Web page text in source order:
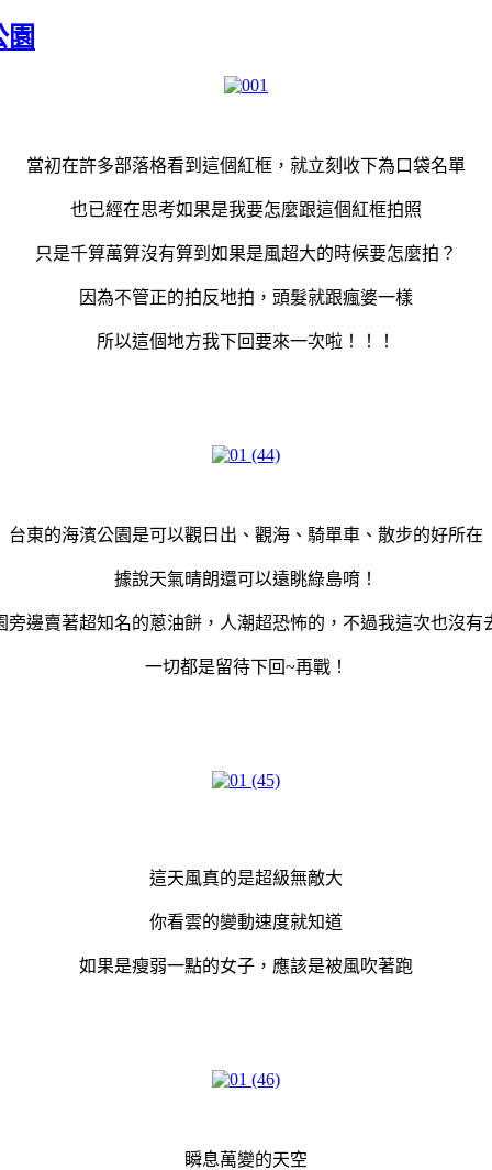
當初在許多部落格看到這個紅框，就立刻收下為口袋名單
也已經在思考如果是我要怎麼跟這個紅框拍照
只是千算萬算沒有算到如果是風超大的時候要怎麼拍？
因為不管正的拍反地拍，頭髮就跟瘋婆一樣
所以這個地方我下回要來一次啦！！！
台東的海濱公園是可以觀日出、觀海、騎單車、散步的好所在
據說天氣晴朗還可以遠眺綠島唷！
旁邊賣著超知名的蔥油餅，人潮超恐怖的，不過我這次也沒有
一切都是留待下回~再戰！
這天風真的是超級無敵大
你看雲的變動速度就知道
如果是瘦弱一點的女子，應該是被風吹著跑
瞬息萬變的天空